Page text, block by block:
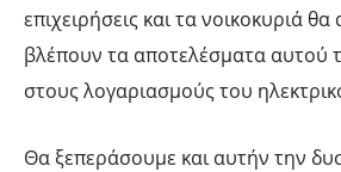
επιχειρήσεις και τα νοικοκυριά
βλέπουν τα αποτελέσματα αυτού
στους λογαριασμούς του
Θα ξεπεράσουμε και αυτήν την